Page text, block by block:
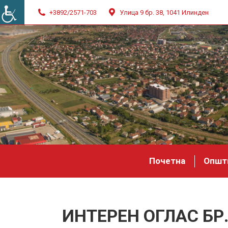
+3892/2571-703 Улица 9 бр. 38, 1041 Илинден
Почетна
ИНТЕРЕН ОГЛАС БР.